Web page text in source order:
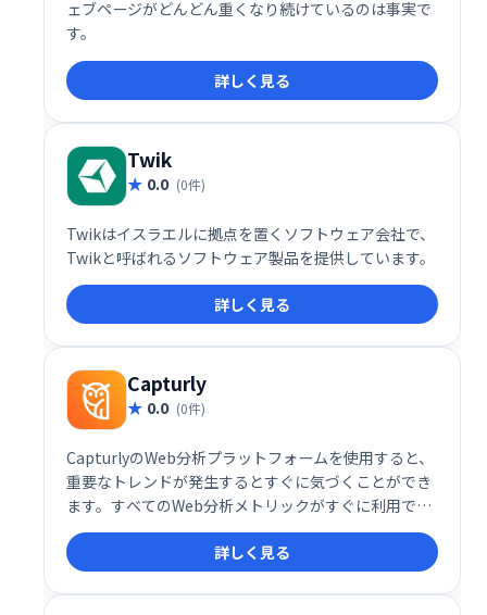
ェブページがどんどん重くなり続けているのは事実で
す。
詳しく見る
Twik
0.0 (0件)
Twikはイスラエルに拠点を置くソフトウェア会社で、
Twikと呼ばれるソフトウェア製品を提供しています。
詳しく見る
Capturly
0.0 (0件)
CapturlyのWeb分析プラットフォームを使用すると、
重要なトレンドが発生するとすぐに気づくことができ
ます。すべてのWeb分析メトリックがすぐに利用でき
ます。
詳しく見る